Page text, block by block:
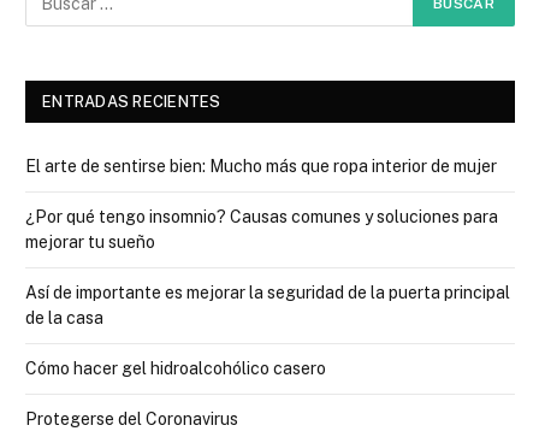
ENTRADAS RECIENTES
El arte de sentirse bien: Mucho más que ropa interior de mujer
¿Por qué tengo insomnio? Causas comunes y soluciones para
mejorar tu sueño
Así de importante es mejorar la seguridad de la puerta principal
de la casa
Cómo hacer gel hidroalcohólico casero
Protegerse del Coronavirus